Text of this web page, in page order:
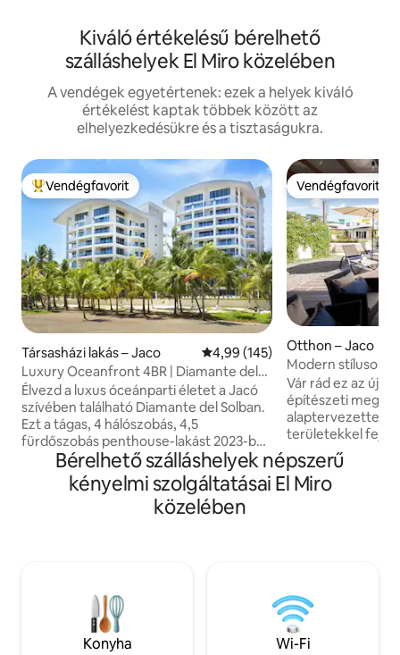
Kiváló értékelésű bérelhető
szálláshelyek El Miro közelében
A vendégek egyetértenek: ezek a helyek kiváló
értékelést kaptak többek között az
elhelyezkedésükre és a tisztaságukra.
Kiemelt vendégfavorit
Vendégfavorit
Társasházi lakás – Jaco Átlagos értékelés: 5/4,99, 145
4,99 (145)
Luxury Oceanfront 4BR | Diamante del
Sol
Élvezd a luxus óceánparti életet a Jacó
szívében található Diamante del Solban.
Ezt a tágas, 4 hálószobás, 4,5
fürdőszobás penthouse-lakást 2023-ban
újították fel új csempével, felújított
konyhával, megújított fürdőszobákkal és
friss festéssel. A kilencedik emeleten
található szállásról panorámás kilátás
medence és gyalogosan
megközelíthető elhelyezkedés.
Időnként előfordulhat zaj, karbantartás
vagy a közműszolgáltatás szünetelése,
Vendégfavorit
Vendégfavorit
Otthon – Jaco
Modern stílusos 3
tengerparti ház
Vár rád ez az új
építészeti
alaptervezettel és
területekkel fejlesztettek
méterre a
három
amelyek egyedi
közösség, amely
őrrel rendelkezik.
fogod érezni,
Bérelhető szálláshelyek népszerű
kényelmi szolgáltatásai El Miro
közelében
Konyha Wi-Fi